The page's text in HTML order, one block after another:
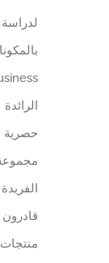
حصرية
منتجات